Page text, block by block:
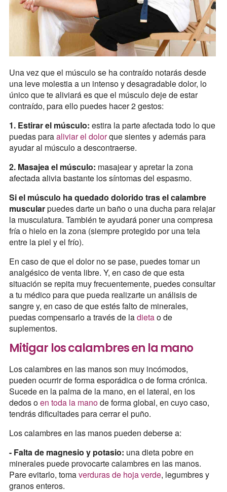
Una vez que el músculo se ha contraído notarás desde
una leve molestia a un intenso y desagradable dolor, lo
único que te aliviará es que el músculo deje de estar
contraído, para ello puedes hacer 2 gestos:
1. Estirar el músculo: estira la parte afectada todo lo que
puedas paraaliviar el dolorque sientes y además para
ayudar al músculo a descontraerse.
2. Masajea el músculo: masajear y apretar la zona
afectada alivia bastante los síntomas del espasmo.
Si el músculo ha quedado dolorido tras el calambre
muscularpuedes darte un baño o una ducha para relajar
la musculatura. También te ayudará poner una compresa
fría o hielo en la zona (siempre protegido por una tela
entre la piel y el frío).
En caso de que el dolor no se pase, puedes tomar un
analgésico de venta libre. Y, en caso de que esta
situación se repita muy frecuentemente, puedes consultar
a tu médico para que pueda realizarte un análisis de
sangre y, en caso de que estés falto de minerales,
puedas compensarlo a través de ladietao de
suplementos.
Mitigar los calambres en la mano
Los calambres en las manos son muy incómodos,
pueden ocurrir de forma esporádica o de forma crónica.
Sucede en la palma de la mano, en el lateral, en los
dedos oen toda la manode forma global, en cuyo caso,
tendrás dificultades para cerrar el puño.
Los calambres en las manos pueden deberse a:
- Falta de magnesio y potasio: una dieta pobre en
minerales puede provocarte calambres en las manos.
Pare evitarlo, tomaverduras de hoja verde, legumbres y
granos enteros.